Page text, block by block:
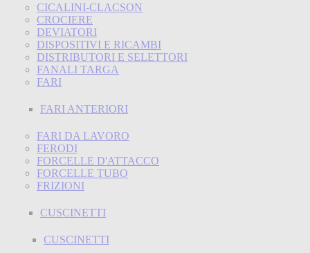
CICALINI-CLACSON
CROCIERE
DEVIATORI
DISPOSITIVI E RICAMBI
DISTRIBUTORI E SELETTORI
FANALI TARGA
FARI
FARI ANTERIORI
FARI DA LAVORO
FERODI
FORCELLE D'ATTACCO
FORCELLE TUBO
FRIZIONI
CUSCINETTI
CUSCINETTI